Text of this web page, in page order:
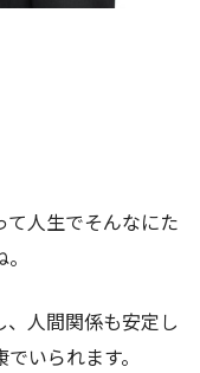
人生でそんなにた
人間関係も安定し
いられます。